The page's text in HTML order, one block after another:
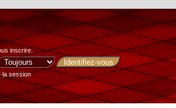
inscrire.
la session